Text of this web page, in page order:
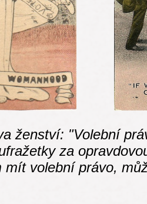
ženství: "Volební
za
mít volební právo,